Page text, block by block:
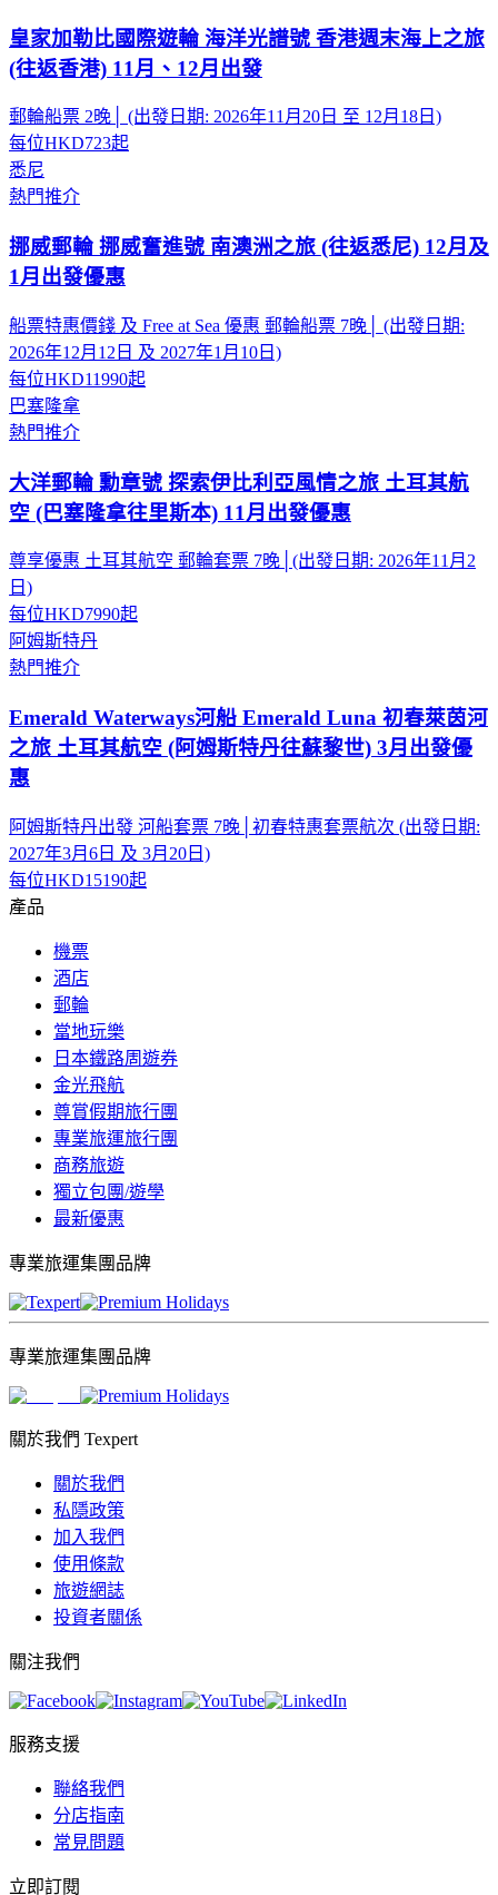
皇家加勒比國際遊輪 海洋光譜號 香港週末海上之旅
(往返香港) 11月、12月出發
郵輪船票 2晚│ (出發日期: 2026年11月20日 至 12月18日)
每位HKD723起
悉尼
熱門推介
挪威郵輪 挪威奮進號 南澳洲之旅 (往返悉尼) 12月及
1月出發優惠
船票特惠價錢 及 Free at Sea 優惠 郵輪船票 7晚│ (出發日期:
2026年12月12日 及 2027年1月10日)
每位HKD11990起
巴塞隆拿
熱門推介
大洋郵輪 勳章號 探索伊比利亞風情之旅 土耳其航
空 (巴塞隆拿往里斯本) 11月出發優惠
尊享優惠 土耳其航空 郵輪套票 7晚│(出發日期: 2026年11月2
日)
每位HKD7990起
阿姆斯特丹
熱門推介
Emerald Waterways河船 Emerald Luna 初春萊茵河
之旅 土耳其航空 (阿姆斯特丹往蘇黎世) 3月出發優
惠
阿姆斯特丹出發 河船套票 7晚│初春特惠套票航次 (出發日期:
2027年3月6日 及 3月20日)
每位HKD15190起
產品
機票
酒店
郵輪
當地玩樂
日本鐵路周遊券
金光飛航
尊賞假期旅行團
專業旅運旅行團
商務旅遊
獨立包團/遊學
最新優惠
專業旅運集團品牌
專業旅運集團品牌
關於我們 Texpert
關於我們
私隱政策
加入我們
使用條款
旅遊網誌
投資者關係
關注我們
服務支援
聯絡我們
分店指南
常見問題
立即訂閱